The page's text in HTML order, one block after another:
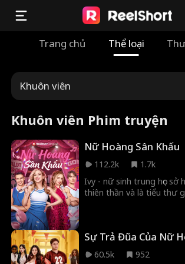
Trang chủ Thể loại
Khuôn viên
Khuôn viên Phim truyện
Nữ Hoàng Sân Khấu
112.2k
1.7k
Ivy - nữ sinh trung học sở
thiên thần và là tiểu thư
thay thế” cho cô ta, rồi
cướp luôn bạn trai của
tổn thương, Ivy tìm đến
Sự Trả Đũa Của Nữ
60.5k
952